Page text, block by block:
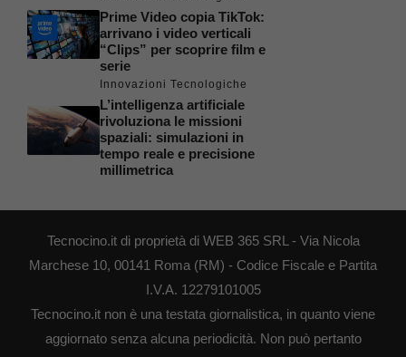
Prime Video copia TikTok:
arrivano i video verticali
“Clips” per scoprire film e
serie
Innovazioni Tecnologiche
L’intelligenza artificiale
rivoluziona le missioni
spaziali: simulazioni in
tempo reale e precisione
millimetrica
Tecnocino.it di proprietà di WEB 365 SRL - Via Nicola
Marchese 10, 00141 Roma (RM) - Codice Fiscale e Partita
I.V.A. 12279101005
Tecnocino.it non è una testata giornalistica, in quanto viene
aggiornato senza alcuna periodicità. Non può pertanto